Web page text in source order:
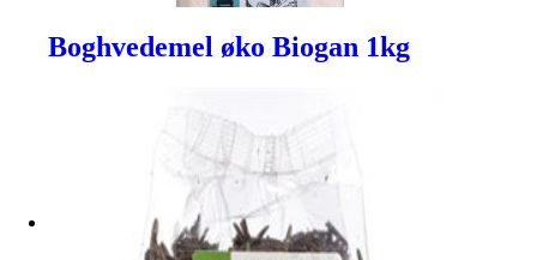
Boghvedemel øko Biogan 1kg